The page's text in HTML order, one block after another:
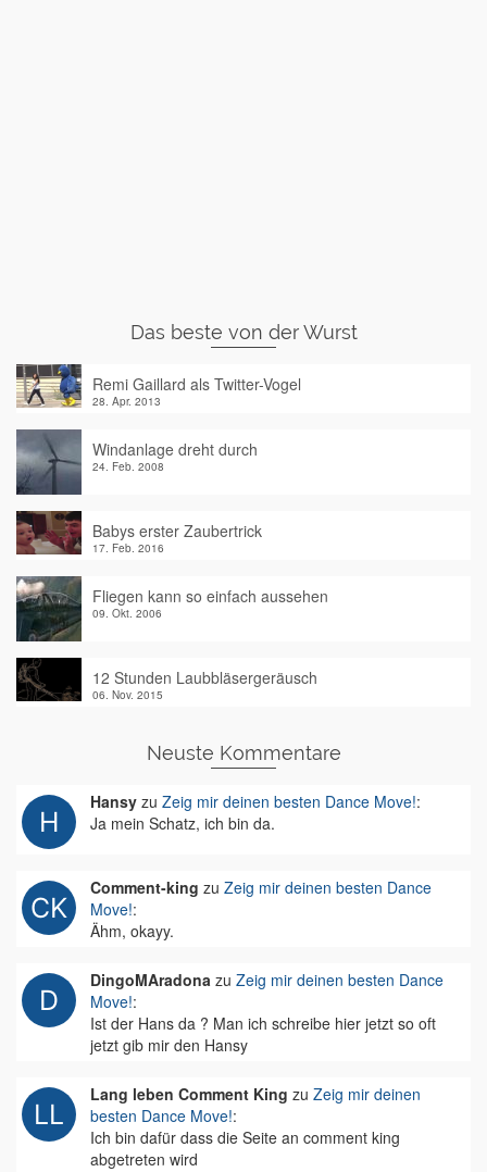
Das beste von der Wurst
Remi Gaillard als Twitter-Vogel
28. Apr. 2013
Windanlage dreht durch
24. Feb. 2008
Babys erster Zaubertrick
17. Feb. 2016
Fliegen kann so einfach aussehen
09. Okt. 2006
12 Stunden Laubbläsergeräusch
06. Nov. 2015
Neuste Kommentare
Hansy zu Zeig mir deinen besten Dance Move!:
Ja mein Schatz, ich bin da.
Comment-king zu Zeig mir deinen besten Dance
Move!:
Ähm, okayy.
DingoMAradona zu Zeig mir deinen besten Dance
Move!:
Ist der Hans da ? Man ich schreibe hier jetzt so oft
jetzt gib mir den Hansy
Lang leben Comment King zu Zeig mir deinen
besten Dance Move!:
Ich bin dafür dass die Seite an comment king
abgetreten wird